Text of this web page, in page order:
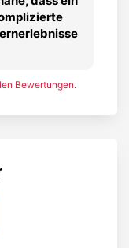
Bewertungen.